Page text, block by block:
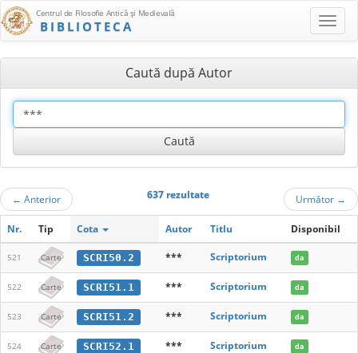
Centrul de Filosofie Antică şi Medievală
BIBLIOTECA
Caută după Autor
← Anterior 637 rezultate Următor →
Nr. Tip Cota Autor Titlu Disponibil
521 Carte SCRI50.2 *** Scriptorium da
522 Carte SCRI51.1 *** Scriptorium da
523 Carte SCRI51.2 *** Scriptorium da
524 Carte SCRI52.1 *** Scriptorium da